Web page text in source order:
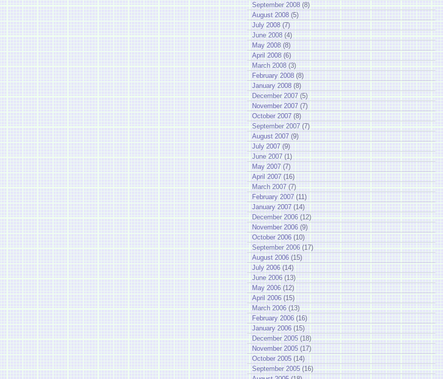
September 2008(8)
August 2008(5)
July 2008(7)
June 2008(4)
May 2008(8)
April 2008(6)
March 2008(3)
February 2008(8)
January 2008(8)
December 2007(5)
November 2007(7)
October 2007(8)
September 2007(7)
August 2007(9)
July 2007(9)
June 2007(1)
May 2007(7)
April 2007(16)
March 2007(7)
February 2007(11)
January 2007(14)
December 2006(12)
November 2006(9)
October 2006(10)
September 2006(17)
August 2006(15)
July 2006(14)
June 2006(13)
May 2006(12)
April 2006(15)
March 2006(13)
February 2006(16)
January 2006(15)
December 2005(18)
November 2005(17)
October 2005(14)
September 2005(16)